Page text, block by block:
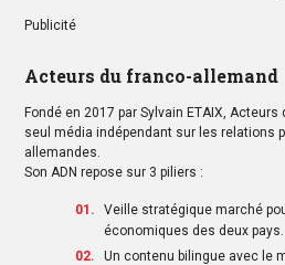
Publicité
Acteurs du franco-allemand
Fondé en 2017 par Sylvain ETAIX,
seul média indépendant sur les relations
allemandes.
Son ADN repose sur 3 piliers :
Veille stratégique marché
économiques des deux pays.
Un contenu bilingue avec le